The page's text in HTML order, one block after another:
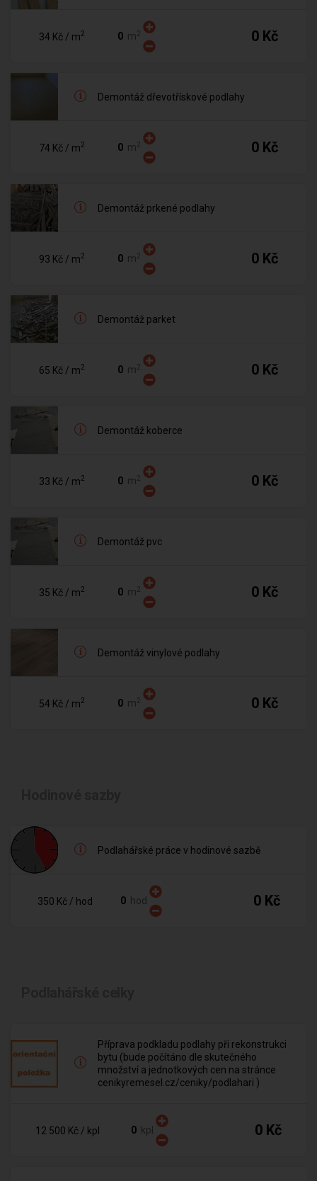
34 Kč/ m2 m2 0 Kč
Demontáž dřevotřískové podlahy
74 Kč/ m2 m2 0 Kč
Demontáž prkené podlahy
93 Kč/ m2 m2 0 Kč
Demontáž parket
65 Kč/ m2 m2 0 Kč
Demontáž koberce
33 Kč/ m2 m2 0 Kč
Demontáž pvc
35 Kč/ m2 m2 0 Kč
Demontáž vinylové podlahy
54 Kč/ m2 m2 0 Kč
Podlahářské práce v hodinové sazbě
350 Kč/ hod hod 0 Kč
Příprava podkladu podlahy při rekonstrukci
bytu (bude počítáno dle skutečného
množství a jednotkových cen na stránce
cenikyremesel.cz/ceniky/podlahari )
12 500 Kč / kpl kpl 0 Kč